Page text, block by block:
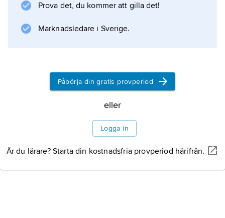
Information om artikeln
Prova det, du kommer att gilla det!
Marknadsledare i Sverige.
Påbörja din gratis provperiod
eller
Logga in
Är du lärare? Starta din kostnadsfria provperiod härifrån.